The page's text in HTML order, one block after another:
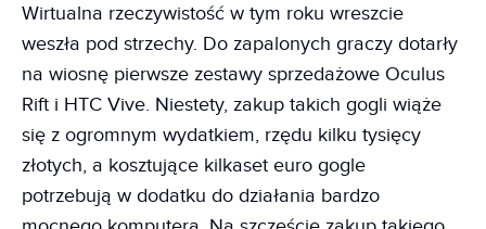
Wirtualna rzeczywistość w tym roku wreszcie
weszła pod strzechy. Do zapalonych graczy dotarły
na wiosnę pierwsze zestawy sprzedażowe Oculus
Rift i HTC Vive. Niestety, zakup takich gogli wiąże
się z ogromnym wydatkiem, rzędu kilku tysięcy
złotych, a kosztujące kilkaset euro gogle
potrzebują w dodatku do działania bardzo